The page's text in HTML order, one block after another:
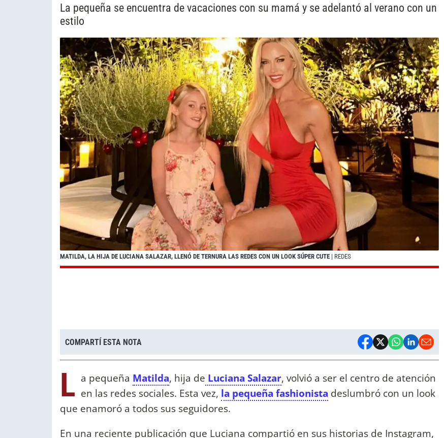
La pequeña se encuentra de vacaciones con su mamá y se adelantó al verano con un
estilo
MATILDA, LA HIJA DE LUCIANA SALAZAR, LLENÓ DE TERNURA LAS REDES CON UN LOOK SÚPER CUTE | REDES
COMPARTÍ ESTA NOTA
L a pequeña Matilda, hija de Luciana Salazar, volvió a ser el centro de atención
en las redes sociales. Esta vez, la pequeña fashionista deslumbró con un look
que enamoró a todos sus seguidores.
En una reciente publicación que Luciana compartió en sus historias de Instagram,